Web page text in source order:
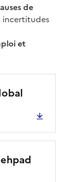
de
incertitudes
et